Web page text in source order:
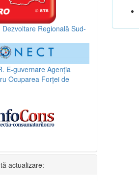
Regională Sud-
E-guvernare Agenția
Ocuparea Forței de
actualizare: